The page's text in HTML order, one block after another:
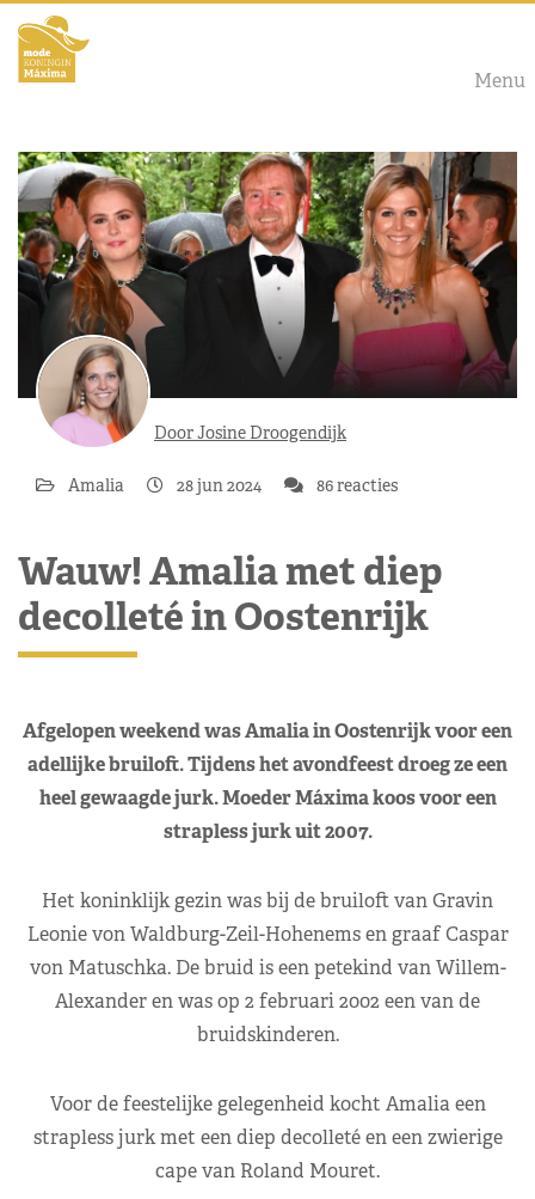
Menu
Door Josine Droogendijk
Amalia 28 jun 2024 86 reacties
Wauw! Amalia met diep
decolleté in Oostenrijk
Afgelopen weekend was Amalia in Oostenrijk voor een
adellijke bruiloft. Tijdens het avondfeest droeg ze een
heel gewaagde jurk. Moeder Máxima koos voor een
strapless jurk uit 2007.
Het koninklijk gezin was bij de bruiloft van Gravin
Leonie von Waldburg-Zeil-Hohenems en graaf Caspar
von Matuschka. De bruid is een petekind van Willem-
Alexander en was op 2 februari 2002 een van de
bruidskinderen.
Voor de feestelijke gelegenheid kocht Amalia een
strapless jurk met een diep decolleté en een zwierige
cape van Roland Mouret.